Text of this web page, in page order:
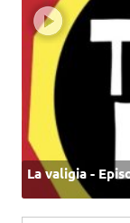
La valigia -